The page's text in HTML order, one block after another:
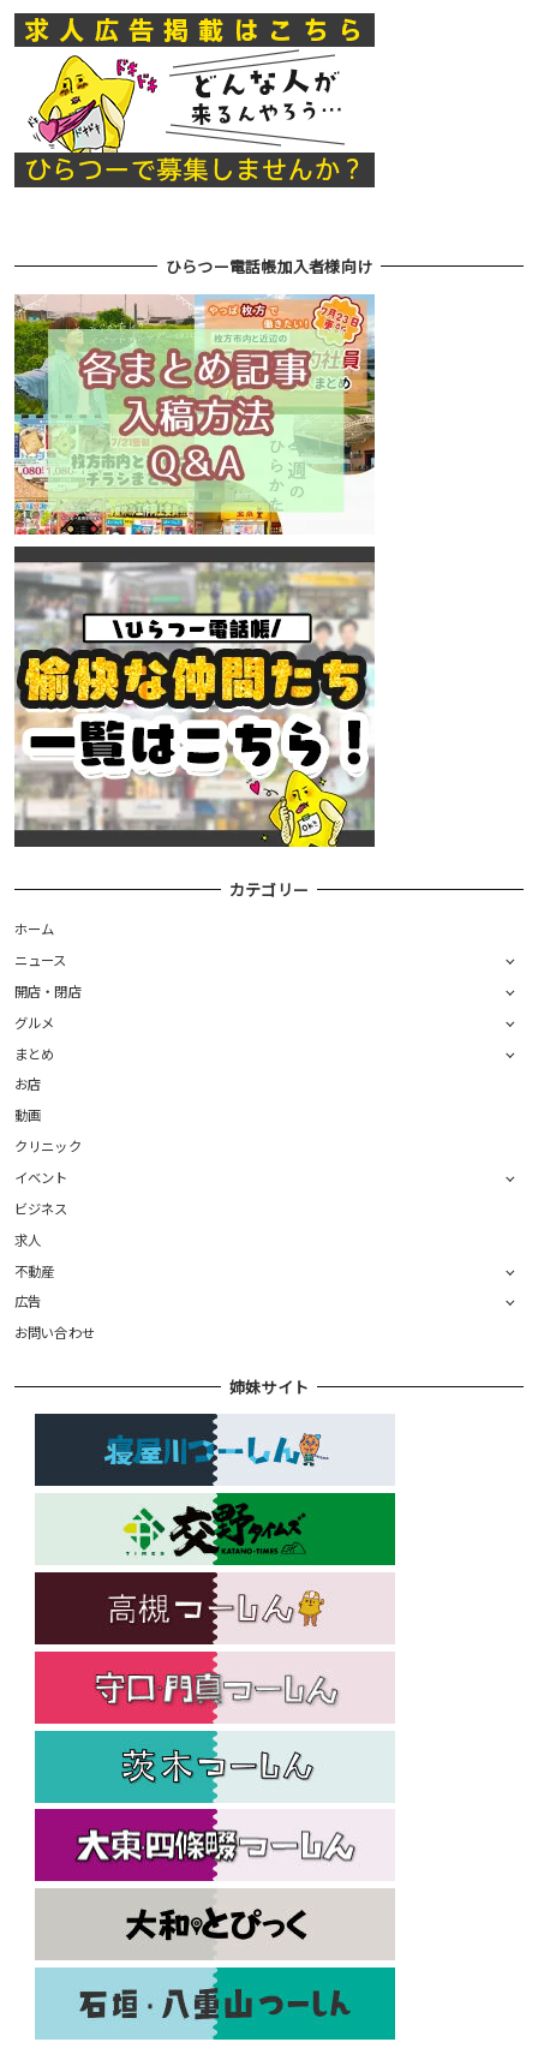
ひらつー電話帳加入者様向け
カテゴリー
ホーム
ニュース
開店・閉店
グルメ
まとめ
お店
動画
クリニック
イベント
ビジネス
求人
不動産
広告
お問い合わせ
姉妹サイト